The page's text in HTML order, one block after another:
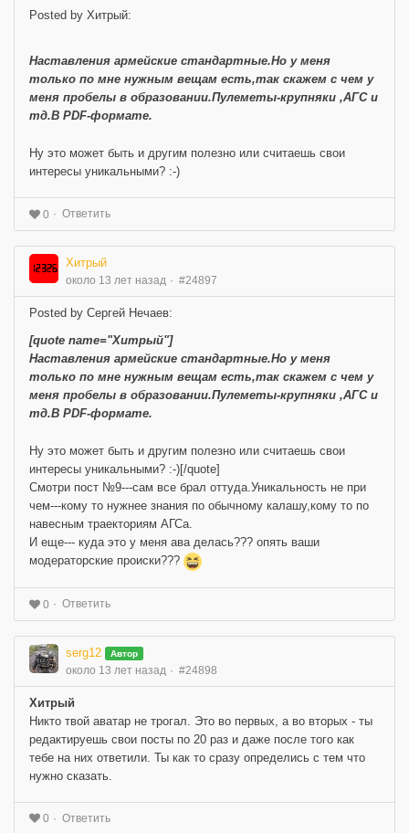
Posted by Хитрый:
Наставления армейские стандартные.Но у меня
только по мне нужным вещам есть,так скажем с чем у
меня пробелы в образовании.Пулеметы-крупняки ,АГС и
тд.В PDF-формате.
Ну это может быть и другим полезно или считаешь свои
интересы уникальными? :-)
0 Ответить
Хитрый
около 13 лет назад #24897
Posted by Сергей Нечаев:
[quote name="Хитрый"]
Наставления армейские стандартные.Но у меня
только по мне нужным вещам есть,так скажем с чем у
меня пробелы в образовании.Пулеметы-крупняки ,АГС и
тд.В PDF-формате.
Ну это может быть и другим полезно или считаешь свои
интересы уникальными? :-)[/quote]
Cмотри пост №9---сам все брал оттуда.Уникальность не при
чем---кому то нужнее знания по обычному калашу,кому то по
навесным траекториям АГСа.
И еще--- куда это у меня ава делась??? опять ваши
модераторские происки???
0 Ответить
serg12 Автор
около 13 лет назад #24898
Хитрый
Никто твой аватар не трогал. Это во первых, а во вторых - ты
редактируешь свои посты по 20 раз и даже после того как
тебе на них ответили. Ты как то сразу определись с тем что
нужно сказать.
0 Ответить